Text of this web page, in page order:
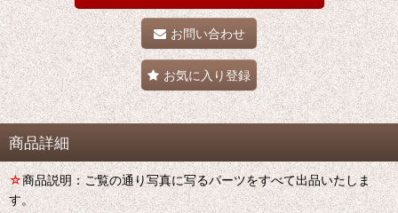
お問い合わせ
お気に入り登録
商品詳細
☆商品説明：ご覧の通り写真に写るパーツをすべて出品いたしま
す。